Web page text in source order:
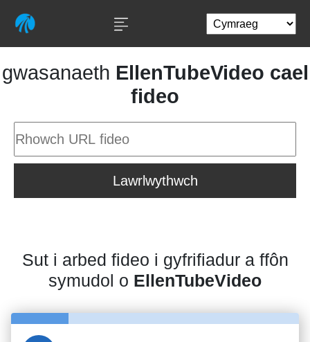
gwasanaeth EllenTubeVideo cael
fideo
Lawrlwythwch
Sut i arbed fideo i gyfrifiadur a ffôn
symudol o EllenTubeVideo